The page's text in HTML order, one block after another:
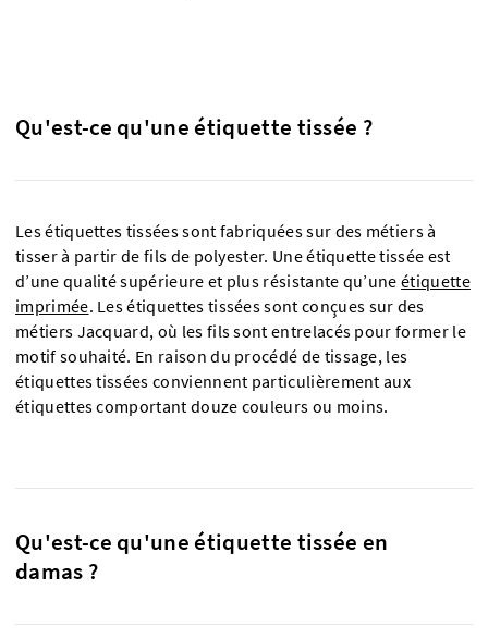
Qu'est-ce qu'une étiquette tissée ?
Les étiquettes tissées sont fabriquées sur des métiers à
tisser à partir de fils de polyester. Une étiquette tissée est
d’une qualité supérieure et plus résistante qu’uneétiquette
imprimée. Les étiquettes tissées sont conçues sur des
métiers Jacquard, où les fils sont entrelacés pour former le
motif souhaité. En raison du procédé de tissage, les
étiquettes tissées conviennent particulièrement aux
étiquettes comportant douze couleurs ou moins.
Qu'est-ce qu'une étiquette tissée en
damas ?